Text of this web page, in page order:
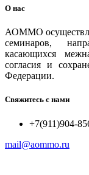
О нас
АОММО
семинаров,
касающихся
согласия и
Федерации.
Свяжитесь с нами
+7(911)904-
mail@aommo.ru